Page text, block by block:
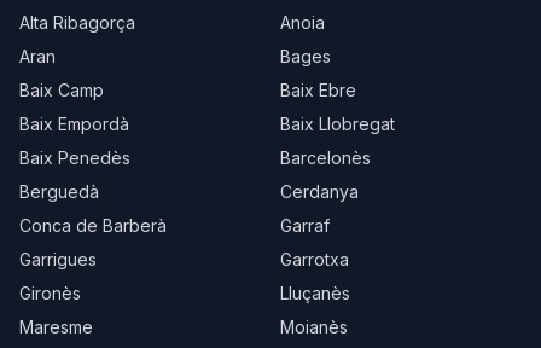
Alta Ribagorça
Anoia
Aran
Bages
Baix Camp
Baix Ebre
Baix Empordà
Baix Llobregat
Baix Penedès
Barcelonès
Berguedà
Cerdanya
Conca de Barberà
Garraf
Garrigues
Garrotxa
Gironès
Lluçanès
Maresme
Moianès